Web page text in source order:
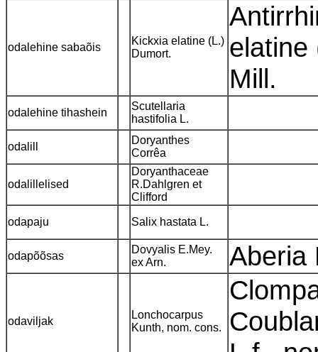
odalehine sabaõis
Kickxia elatine (L.)
Dumort.
elatine
Mill.
odalehine tihashein
Scutellaria
hastifolia L.
odalill
Doryanthes
Corrêa
odalillelised
Doryanthaceae
R.Dahlgren et
Clifford
odapaju Salix hastata L.
odapõõsas
Dovyalis E.Mey.
ex Arn.
Aberia
odaviljak
Lonchocarpus
Kunth, nom. cons.